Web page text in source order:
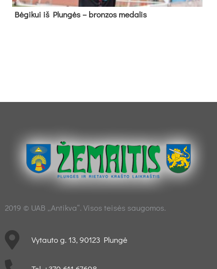
Bė­gi­kui iš Plun­gės – bron­zos me­da­lis
2019 © UAB „Antikva“. Visos teisės saugomos.
Vytauto g. 13, 90123 Plungė